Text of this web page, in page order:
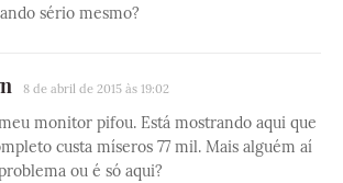
sério mesmo?
8 de abril de 2015 às 19:02
monitor pifou. Está mostrando aqui que
custa míseros 77 mil. Mais alguém aí
ou é só aqui?